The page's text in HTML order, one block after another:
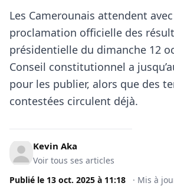
Les Camerounais attendent
proclamation officielle des
présidentielle du dimanche 12
Conseil constitutionnel a
pour les publier, alors que des
contestées circulent déjà.
Kevin Aka
Voir tous ses articles
Publié le 13 oct. 2025 à 11:18 · Mis à